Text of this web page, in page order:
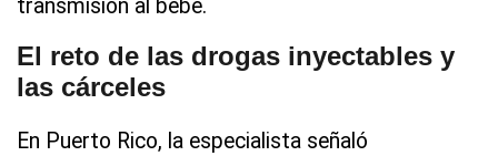
transmisión al bebé.
El reto de las drogas inyectables y
las cárceles
En Puerto Rico, la especialista señaló